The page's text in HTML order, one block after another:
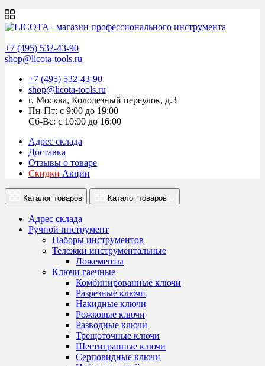
+7 (495) 532-43-90
shop@licota-tools.ru
+7 (495) 532-43-90
shop@licota-tools.ru
г. Москва, Колодезный переулок, д.3
Пн-Пт: с 9:00 до 19:00
Сб-Вс: с 10:00 до 16:00
Адрес склада
Доставка
Отзывы о товаре
Скидки Акции
Каталог товаров Каталог товаров
Адрес склада
Ручной инструмент
Наборы инструментов
Тележки инструментальные
Ложементы
Ключи гаечные
Комбинированные ключи
Разрезные ключи
Накидные ключи
Рожковые ключи
Разводные ключи
Трещоточные ключи
Шестигранные ключи
Серповидные ключи